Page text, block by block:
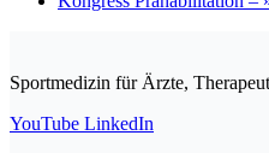
Sportmedizin für Ärzte,
YouTube LinkedIn